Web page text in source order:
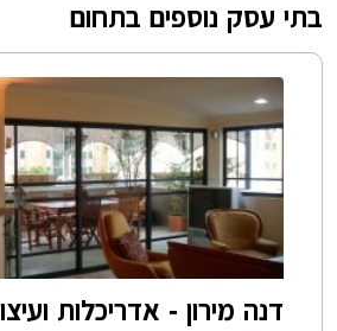
בתי עסק נוספים בתחום
דנה מירון - אדריכלות